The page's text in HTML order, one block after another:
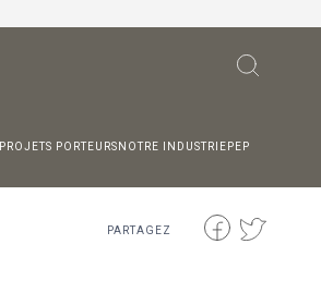
PROJETS PORTEURS NOTRE INDUSTRIE PEP
PARTAGEZ